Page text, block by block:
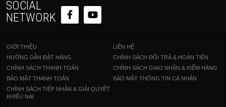
SOCIAL
NETWORK
GIỚI THIỆU
LIÊN HỆ
HƯỚNG DẪN ĐẶT HÀNG
CHÍNH SÁCH ĐỔI TRẢ & HOÀN TIỀN
CHÍNH SÁCH THANH TOÁN
CHÍNH SÁCH GIAO NHẬN & KIỂM HÀNG
BẢO MẬT THANH TOÁN
BẢO MẬT THÔNG TIN CÁ NHÂN
CHÍNH SÁCH TIẾP NHẬN & GIẢI QUYẾT
KHIẾU NẠI